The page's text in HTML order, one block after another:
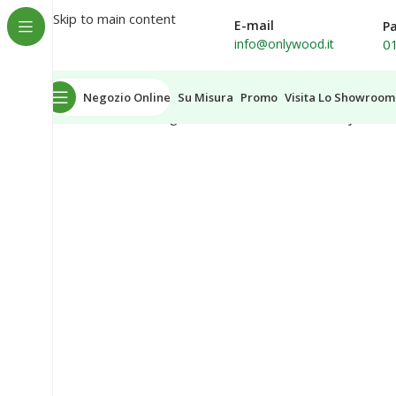
Skip to main content
E-mail
info@onlywood.it
Negozio Online Su Misura Promo Visita Lo Showroom
Home